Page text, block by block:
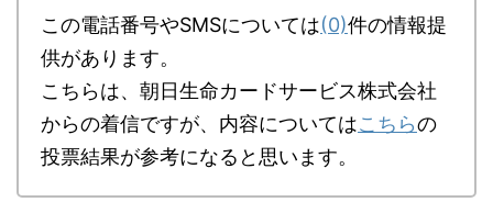
この電話番号やSMSについては(0)件の情報提
供があります。
こちらは、朝日生命カードサービス株式会社
からの着信ですが、内容についてはこちらの
投票結果が参考になると思います。